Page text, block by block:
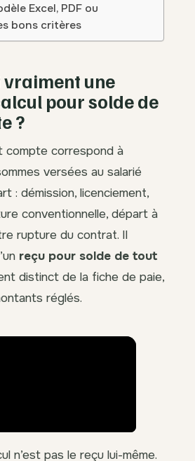
Excel, PDF ou
bons critères
vraiment une
pour solde de
?
compte correspond à
versées au salarié
: démission, licenciement,
conventionnelle, départ à
rupture du contrat. Il
reçu pour solde de tout
distinct de la fiche de paie,
réglés.
n’est pas le reçu lui-même.